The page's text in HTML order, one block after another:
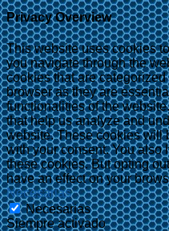
Privacy Overview
This website uses cookies
you navigate through the
cookies that are
browser as they are
functionalities of the
that help us analyze and
website. These cookies will
with your consent. You also
these cookies. But opting
have an effect on your
Necesarias
Necesarias
Siempre activado